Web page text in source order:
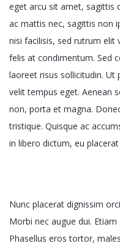
eget arcu sit amet, sagittis
ac mattis nec, sagittis non
nisi facilisis, sed rutrum elit
felis at condimentum. Sed
laoreet risus sollicitudin. Ut
velit tempus eget. Aenean
non, porta et magna.
tristique. Quisque ac
in libero dictum, eu
Nunc placerat dignissim
Morbi nec augue dui.
Phasellus eros tortor,